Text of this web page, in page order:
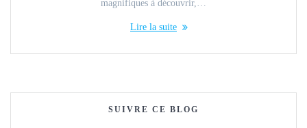
magnifiques à découvrir,…
Lire la suite
SUIVRE CE BLOG